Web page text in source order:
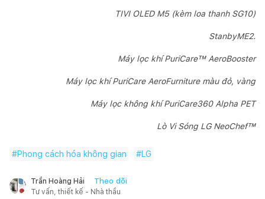
TIVI OLED M5 (kèm loa thanh SG10)
StanbyME2.
Máy lọc khí PuriCare™ AeroBooster
Máy lọc khí PuriCare AeroFurniture màu đỏ, vàng
Máy lọc không khí PuriCare360 Alpha PET
Lò Vi Sóng LG NeoChef™
#Phong cách hóa không gian #LG
Trần Hoàng Hải Theo dõi
Tư vấn, thiết kế - Nhà thầu